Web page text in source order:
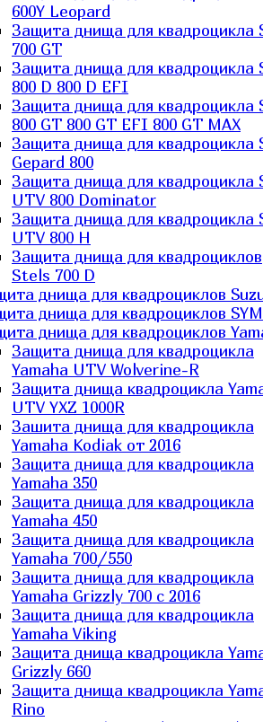
600Y Leopard
Защита днища для квадроцикла
700 GT
Защита днища для квадроцикла
800 D 800 D EFI
Защита днища для квадроцикла
800 GT 800 GT EFI 800 GT MAX
Защита днища для квадроцикла
Gepard 800
Защита днища для квадроцикла
UTV 800 Dominator
Защита днища для квадроцикла
UTV 800 H
Защита днища для квадроциклов
Stels 700 D
днища для квадроциклов
днища для квадроциклов SYM
днища для квадроциклов
Защита днища для квадроцикла
Yamaha UTV Wolverine-R
Защита днища квадроцикла
UTV YXZ 1000R
Зашита днища для квадроцикла
Yamaha Kodiak от 2016
Защита днища для квадроцикла
Yamaha 350
Защита днища для квадроцикла
Yamaha 450
Защита днища для квадроцикла
Yamaha 700/550
Защита днища для квадроцикла
Yamaha Grizzly 700 с 2016
Защита днища для квадроцикла
Yamaha Viking
Защита днища квадроцикла
Grizzly 660
Защита днища квадроцикла
Rino